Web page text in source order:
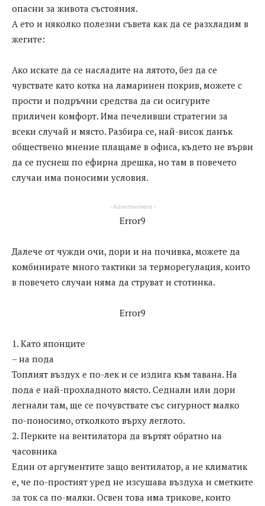
опасни за живота състояния.
А ето и няколко полезни съвета как да се разхладим в
жегите:
Ако искате да се насладите на лятото, без да се
чувствате като котка на ламаринен покрив, можете с
прости и подръчни средства да си осигурите
приличен комфорт. Има печеливши стратегии за
всеки случай и място. Разбира се, най-висок данък
обществено мнение плащаме в офиса, където не върви
да се пуснеш по ефирна дрешка, но там в повечето
случаи има поносими условия.
- Advertisement -
Error9
Далече от чужди очи, дори и на почивка, можете да
комбинирате много тактики за терморегулация, които
в повечето случаи няма да струват и стотинка.
Error9
1. Като японците
– на пода
Топлият въздух е по-лек и се издига към тавана. На
пода е най-прохладното място. Седнали или дори
легнали там, ще се почувствате със сигурност малко
по-поносимо, отколкото върху леглото.
2. Перките на вентилатора да въртят обратно на
часовника
Един от аргументите защо вентилатор, а не климатик
е, че по-простият уред не изсушава въздуха и сметките
за ток са по-малки. Освен това има трикове, които